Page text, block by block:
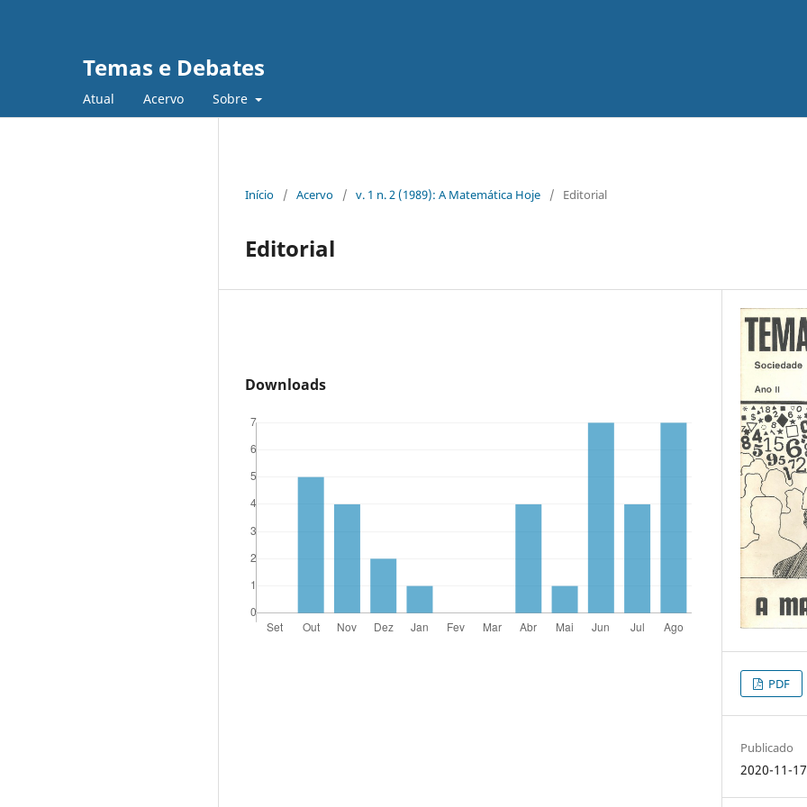
Temas e Debates
Atual Acervo Sobre
Início / Acervo / v. 1 n. 2 (1989): A Matemática Hoje / Editorial
Editorial
Downloads
PDF
Publicado
2020-11-17